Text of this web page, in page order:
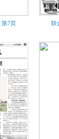
第7页 联